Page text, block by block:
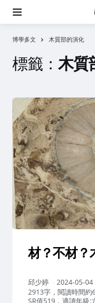
博學多文 木質部的演化
標籤： 木質
材？不材？
作
者：
邱少婷
2024-05-04
2913字，閱讀時間約
SR值519，適讀年級: